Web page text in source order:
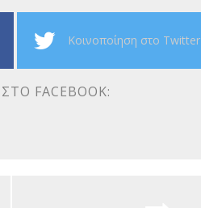
Κοινοποίηση στο Twitter
FACEBOOK: